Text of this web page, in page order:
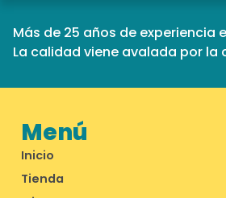
Más de 25 años de
La calidad viene avalada por
Menú
Inicio
Tienda